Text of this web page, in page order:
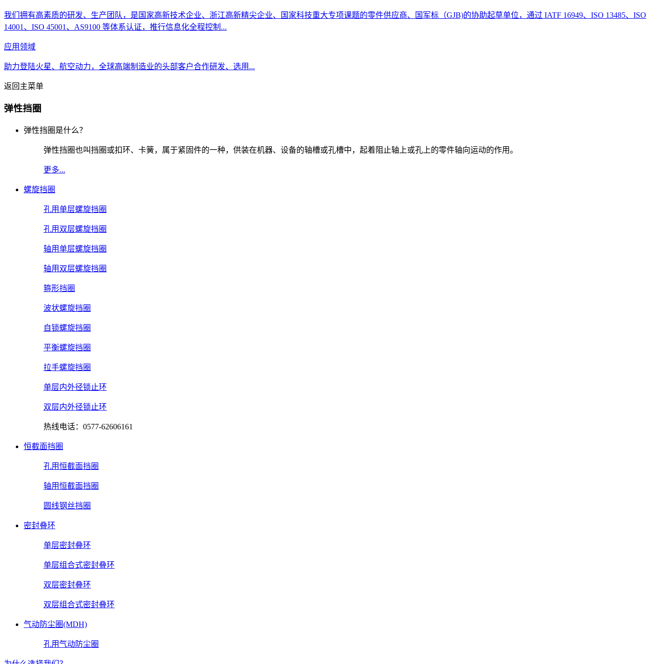
我们拥有高素质的研发、生产团队，是国家高新技术企业、浙江高新精尖企业、国家科技重大专项课题的零件供应商、国军标（GJB)的协助起草单位，通过 IATF 16949、ISO 13485、ISO
14001、ISO 45001、AS9100 等体系认证，推行信息化全程控制...
应用领域
助力登陆火星、航空动力，全球高端制造业的头部客户合作研发、选用...
返回主菜单
弹性挡圈
弹性挡圈是什么？
弹性挡圈也叫挡圈或扣环、卡簧，属于紧固件的一种，供装在机器、设备的轴槽或孔槽中，起着阻止轴上或孔上的零件轴向运动的作用。
更多...
螺旋挡圈
孔用单层螺旋挡圈
孔用双层螺旋挡圈
轴用单层螺旋挡圈
轴用双层螺旋挡圈
箍形挡圈
波状螺旋挡圈
自锁螺旋挡圈
平衡螺旋挡圈
拉手螺旋挡圈
单层内外径锁止环
双层内外径锁止环
热线电话：0577-62606161
恒截面挡圈
孔用恒截面挡圈
轴用恒截面挡圈
圆线钢丝挡圈
密封叠环
单层密封叠环
单层组合式密封叠环
双层密封叠环
双层组合式密封叠环
气动防尘圈(MDH)
孔用气动防尘圈